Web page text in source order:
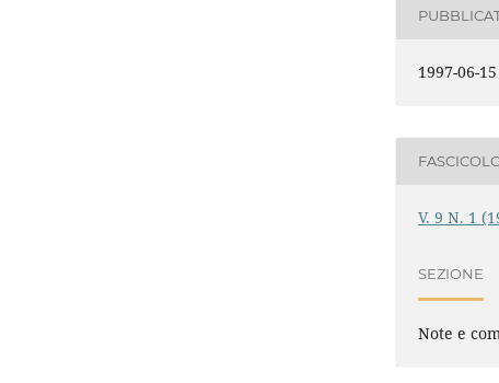
1997-06-15
V. 9 N. 1
SEZIONE
Note e